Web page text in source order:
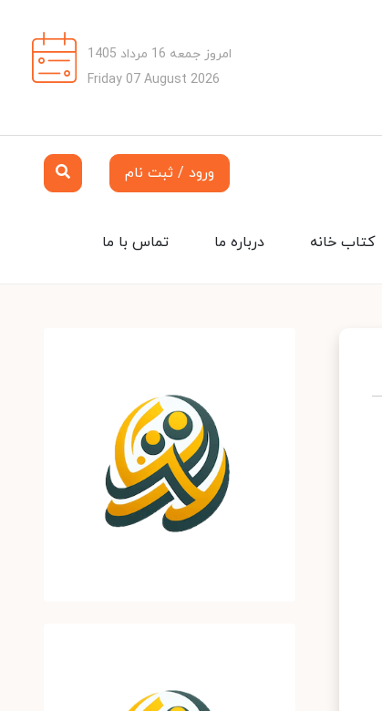
امروز جمعه 16 مرداد 1405
Friday 07 August 2026
ورود / ثبت نام
تماس با ما درباره ما کتاب خانه